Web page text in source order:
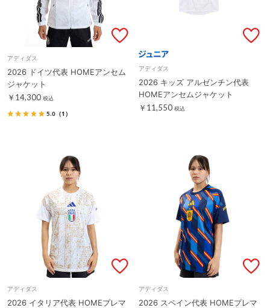
アディダス
2026 ドイツ代表 HOMEアンセム
ジャケット
￥14,300 税込
5.0 （1）
アディダス
2026 キッズ アルゼンチン代表
HOMEアンセムジャケット
￥11,550 税込
アディダス
2026 イタリア代表 HOMEプレマ
アディダス
2026 スペイン代表 HOMEプレマ